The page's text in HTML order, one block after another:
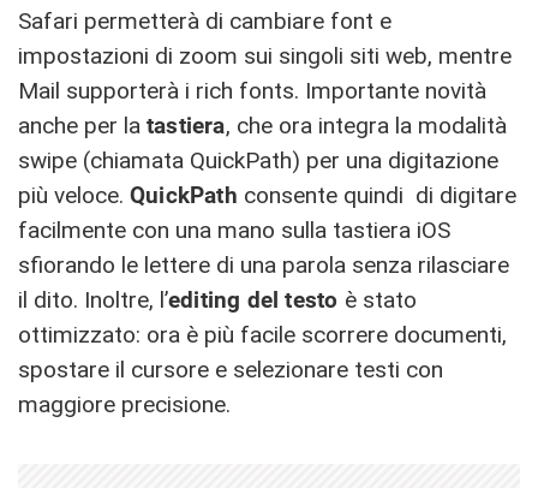
Safari permetterà di cambiare font e
impostazioni di zoom sui singoli siti web, mentre
Mail supporterà i rich fonts. Importante novità
anche per la tastiera, che ora integra la modalità
swipe (chiamata QuickPath) per una digitazione
più veloce. QuickPath consente quindi di digitare
facilmente con una mano sulla tastiera iOS
sfiorando le lettere di una parola senza rilasciare
il dito. Inoltre, l’editing del testo è stato
ottimizzato: ora è più facile scorrere documenti,
spostare il cursore e selezionare testi con
maggiore precisione.